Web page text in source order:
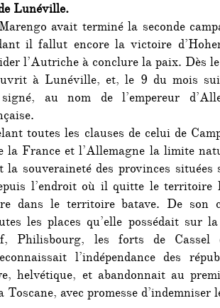
Lunéville.
avait terminé la seconde
il fallut encore la victoire
l’Autriche à conclure la paix. Dès
à Lunéville, et, le 9 du mois
signé, au nom de l’empereur
toutes les clauses de celui de
la France et l’Allemagne la limite
la souveraineté des provinces
l’endroit où il quitte le territoire
dans le territoire batave. De son
les places qu’elle possédait sur
Philisbourg, les forts de
l’indépendance des
helvétique, et abandonnait au
Toscane, avec promesse d’indemniser